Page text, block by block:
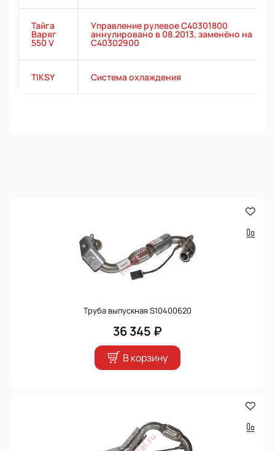
Тайга
Варяг
550 V
Управление рулевое С40301800
аннулировано в 08.2013, заменёно на
С40302900
TIKSY Система охлаждения
Труба выпускная S10400620
36 345 ₽
В корзину